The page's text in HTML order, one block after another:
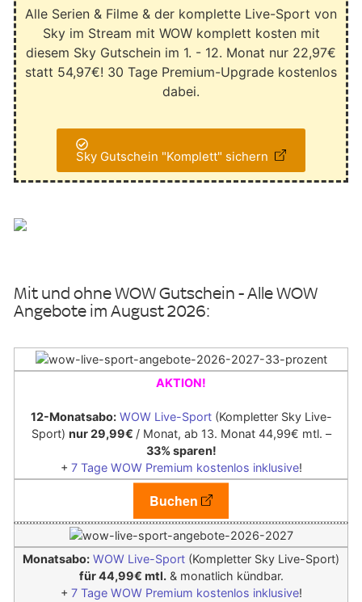
Alle Serien & Filme & der komplette Live-Sport von
Sky im Stream mit WOW komplett kosten mit
diesem Sky Gutschein im 1. - 12. Monat nur 22,97€
statt 54,97€! 30 Tage Premium-Upgrade kostenlos
dabei.
Sky Gutschein "Komplett" sichern
Mit und ohne WOW Gutschein - Alle WOW
Angebote im August 2026:
AKTION!
12-Monatsabo: WOW Live-Sport(Kompletter Sky Live-
Sport) nur 29,99€ / Monat, ab 13. Monat 44,99€ mtl. –
33% sparen!
+ 7 Tage WOW Premium kostenlos inklusive!
Buchen
Monatsabo: WOW Live-Sport (Kompletter Sky Live-Sport)
für 44,99€ mtl.& monatlich kündbar.
+ 7 Tage WOW Premium kostenlos inklusive!